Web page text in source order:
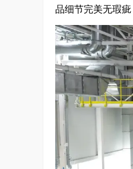
品细节完美无瑕